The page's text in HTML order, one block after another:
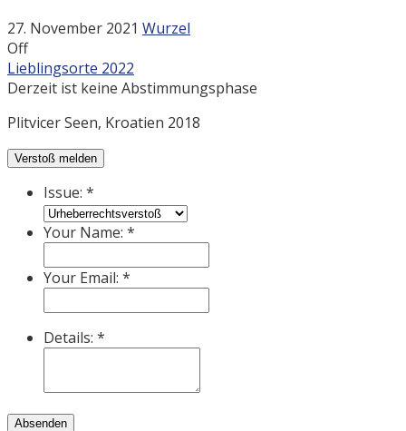
27. November 2021 Wurzel
Off
Lieblingsorte 2022
Derzeit ist keine Abstimmungsphase
Plitvicer Seen, Kroatien 2018
Verstoß melden
Issue: *
Your Name: *
Your Email: *
Details: *
Absenden